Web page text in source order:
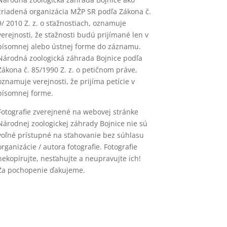
organizácia MŽP SR podľa Zákona č.
2010 Z. z. o sťažnostiach, oznamuje
že sťažnosti budú prijímané len v
alebo ústnej forme do záznamu.
zoologická záhrada Bojnice podľa
č. 85/1990 Z. z. o petičnom práve,
verejnosti, že prijíma petície v
forme.
zverejnené na webovej stránke
zoologickej záhrady Bojnice nie sú
prístupné na sťahovanie bez súhlasu
/ autora fotografie. Fotografie
nesťahujte a neupravujte ich!
pochopenie ďakujeme.